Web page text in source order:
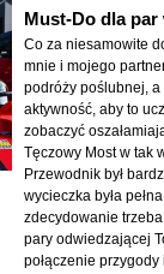
Must-Do dla par
Co za niesamowite
mnie i mojego
podróży poślubnej, a
aktywność, aby to
zobaczyć
Tęczowy Most w tak
Przewodnik był
wycieczka była
zdecydowanie
pary odwiedzającej
połączenie